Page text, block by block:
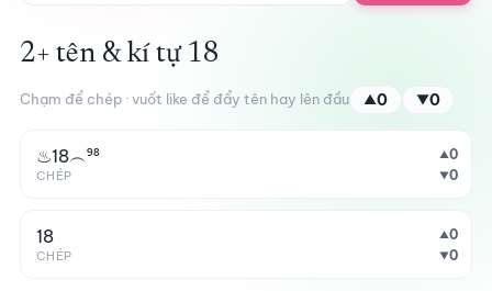
2+ tên & kí tự 18
Chạm để chép · vuốt like để đẩy tên hay lên đầu ▲0 ▼0
♨18︵⁹⁸
CHÉP
▲0
▼0
18
CHÉP
▲0
▼0